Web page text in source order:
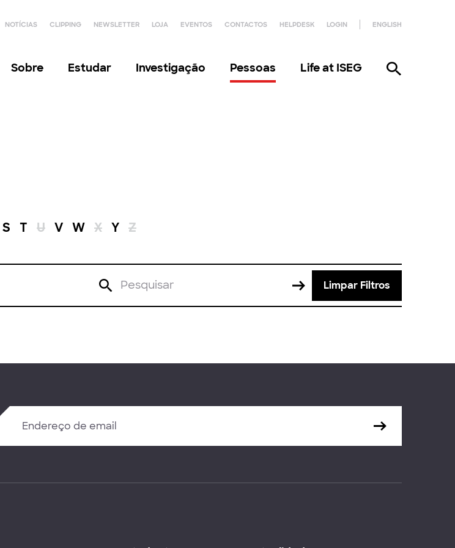
NOTÍCIAS CLIPPING NEWSLETTER LOJA EVENTOS CONTACTOS HELPDESK LOGIN ENGLISH
Sobre Estudar Investigação Pessoas Life at ISEG
S T U V W X Y Z
Limpar Filtros